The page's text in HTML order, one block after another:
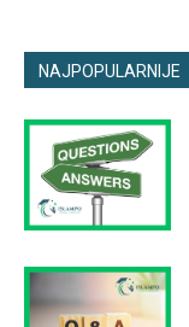
NAJPOPULARNIJE